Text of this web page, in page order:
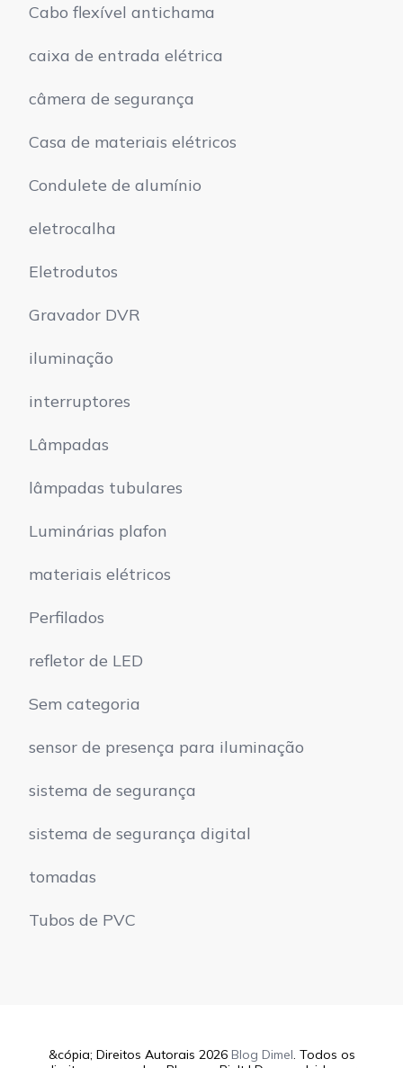
Cabo flexível antichama
caixa de entrada elétrica
câmera de segurança
Casa de materiais elétricos
Condulete de alumínio
eletrocalha
Eletrodutos
Gravador DVR
iluminação
interruptores
Lâmpadas
lâmpadas tubulares
Luminárias plafon
materiais elétricos
Perfilados
refletor de LED
Sem categoria
sensor de presença para iluminação
sistema de segurança
sistema de segurança digital
tomadas
Tubos de PVC
&cópia; Direitos Autorais 2026 Blog Dimel. Todos os